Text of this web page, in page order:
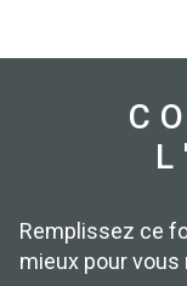
Remplissez ce
mieux pour vous